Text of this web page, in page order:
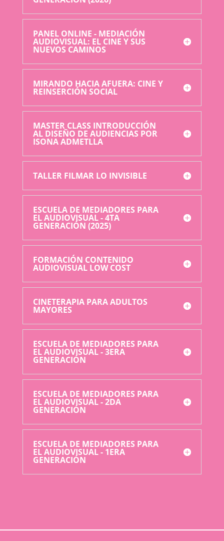
PANEL ONLINE - MEDIACIÓN
AUDIOVISUAL: EL CINE Y SUS
NUEVOS CAMINOS
MIRANDO HACIA AFUERA: CINE Y
REINSERCIÓN SOCIAL
MASTER CLASS INTRODUCCIÓN
AL DISEÑO DE AUDIENCIAS POR
ISONA ADMETLLA
TALLER FILMAR LO INVISIBLE
ESCUELA DE MEDIADORES PARA
EL AUDIOVISUAL - 4TA
GENERACIÓN (2025)
FORMACIÓN CONTENIDO
AUDIOVISUAL LOW COST
CINETERAPIA PARA ADULTOS
MAYORES
ESCUELA DE MEDIADORES PARA
EL AUDIOVISUAL - 3ERA
GENERACIÓN
ESCUELA DE MEDIADORES PARA
EL AUDIOVISUAL - 2DA
GENERACIÓN
ESCUELA DE MEDIADORES PARA
EL AUDIOVISUAL - 1ERA
GENERACIÓN